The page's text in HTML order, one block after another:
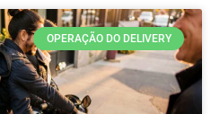
OPERAÇÃO DO DELIVERY